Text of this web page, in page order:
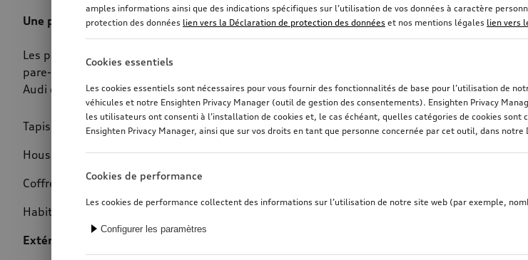
Une protection supplémentaire pour votre véhicule.
Les pare-boue Audi font non seulement office de protection fiable pour les bas de caisse
pare-boue robustes protègent votre Audi d'un fort encrassement, de chutes de pierre
Audi des pare-boue avant et arrière adaptés à chaque modèle spécifique. Explorez dès à
Tapis de sol(160)
Housses de véhicule(11)
Coffre à bagages(81)
Habitacle
Extérieur
Prix
amples informations ainsi que des indications spécifiques sur l’utilisation de vos données à caractère
protection des données lien vers la Déclaration de protection des données et nos mentions légales lien vers
Cookies essentiels
Les cookies essentiels sont nécessaires pour vous fournir des fonctionnalités de base pour l’utilisation de
véhicules et notre Ensighten Privacy Manager (outil de gestion des consentements). Ensighten Privacy
les utilisateurs ont consenti à l’installation de cookies et, le cas échéant, quelles catégories de cookies
Ensighten Privacy Manager, ainsi que sur vos droits en tant que personne concernée par cet outil, dans notre
Cookies de performance
Les cookies de performance collectent des informations sur l’utilisation de notre site web (par exemple,
Configurer les paramètres